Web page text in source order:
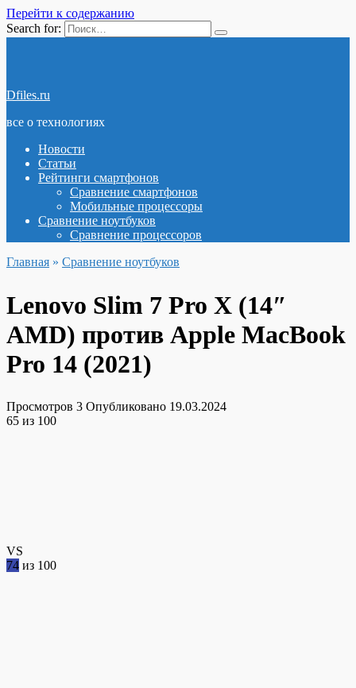
Перейти к содержанию
Search for:
Dfiles.ru
все о технологиях
Новости
Статьи
Рейтинги смартфонов
Сравнение смартфонов
Мобильные процессоры
Сравнение ноутбуков
Сравнение процессоров
Главная » Сравнение ноутбуков
Lenovo Slim 7 Pro X (14″
AMD) против Apple MacBook
Pro 14 (2021)
Просмотров 3 Опубликовано 19.03.2024
65 из 100
VS
74 из 100